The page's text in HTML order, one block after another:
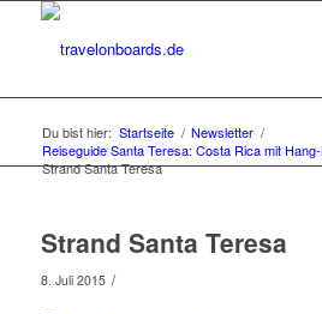
Du bist hier: Startseite / Newsletter /
Reiseguide Santa Teresa: Costa Rica mit
Strand Santa Teresa
Strand Santa Teresa
8. Juli 2015 /